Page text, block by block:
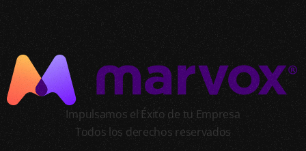
Impulsamos el Éxito de tu Empresa
Todos los derechos reservados